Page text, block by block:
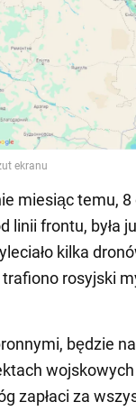
miesiąc temu,
linii frontu, była
kilka
rosyjski
będzie
zapłaci za